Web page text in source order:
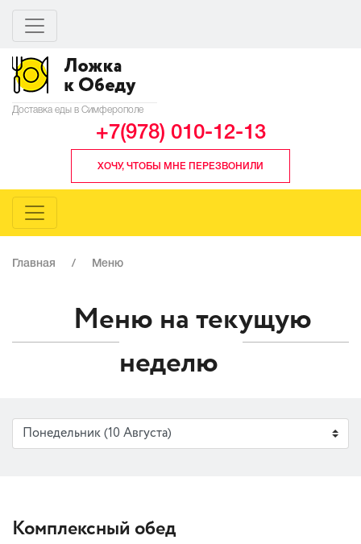
Доставка еды в Симферополе
+7(978) 010-12-13
ХОЧУ, ЧТОБЫ МНЕ ПЕРЕЗВОНИЛИ
Главная / Меню
Меню на текущую
неделю
Комплексный обед